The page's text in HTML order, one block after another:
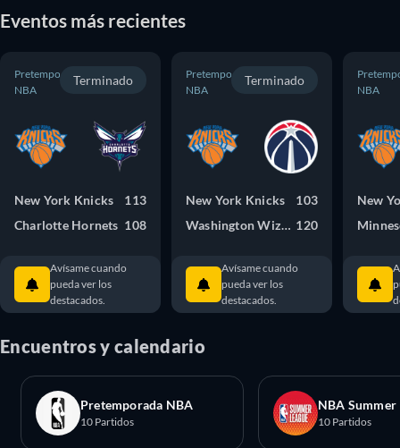
opciones para ver New York Knicks en línea de forma gratuita.
Eventos más recientes
Pretemporada
NBA
Terminado
New York Knicks
113
Charlotte Hornets 108
Avísame cuando
pueda ver los
destacados.
Pretemporada
NBA
Terminado
New York Knicks
103
Washington Wizards120
Avísame cuando
pueda ver los
destacados.
NBA
New
Encuentros y calendario
Pretemporada NBA
10 Partidos
NBA Summer
10 Partidos